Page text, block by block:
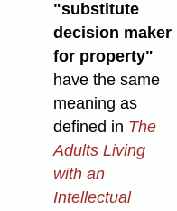
"substitute
decision maker
for property"
have the same
meaning as
defined in The
Adults Living
with an
Intellectual